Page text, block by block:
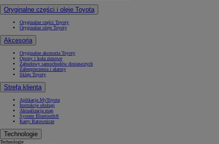
Oryginalne części i oleje Toyota
Oryginalne części Toyoty
Oryginalne oleje Toyoty
Akcesoria
Oryginalne akcesoria Toyoty
Opony i koła zimowe
Zabudowy samochodów dostawczych
Zabezpieczenia i alarmy
Sklep Toyoty
Strefa klienta
Aplikacja MyToyota
Instrukcje obsługi
Aktualizacja map
System Bluetooth®
Karty Ratownicze
Technologie
Technologie